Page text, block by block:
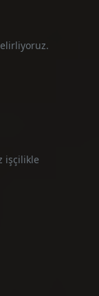
işçilikle